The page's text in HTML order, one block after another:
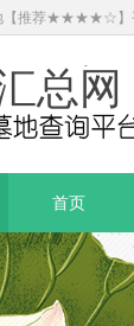
【推荐★★★★☆】
总网
首页